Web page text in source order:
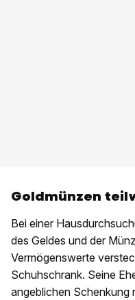
Goldmünzen
Bei einer
des Geldes und der
Vermögenswerte
Schuhschrank. Seine
angeblichen Schenkung